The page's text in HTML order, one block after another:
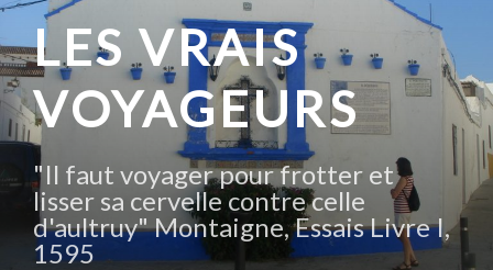
Aller
contenu
principal
LES VRAIS
VOYAGEURS
"Il faut voyager pour frotter et
lisser sa cervelle contre celle
d'aultruy" Montaigne, Essais Livre I,
1595